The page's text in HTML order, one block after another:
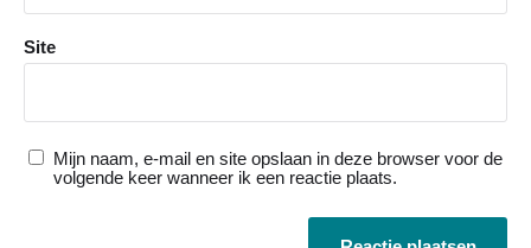
Site
Mijn naam, e-mail en site opslaan in deze browser voor de
volgende keer wanneer ik een reactie plaats.